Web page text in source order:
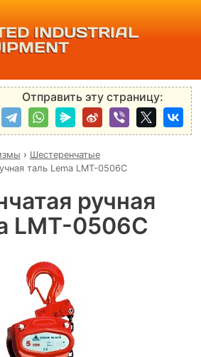
INDUSTRIAL
Отправить эту страницу:
› Шестеренчатые
таль Lema LMT-0506C
ручная
LMT-0506C